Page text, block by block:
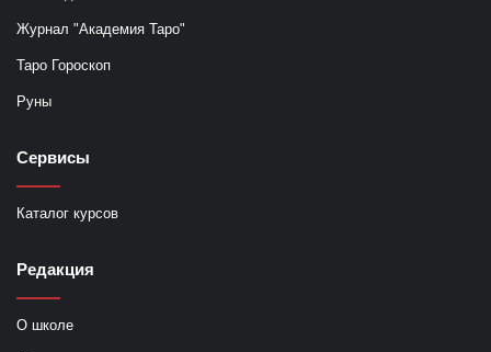
Журнал "Академия Таро"
Таро Гороскоп
Руны
Сервисы
Каталог курсов
Редакция
О школе